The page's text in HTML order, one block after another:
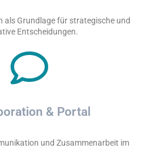
als Grundlage für strategische und
Entscheidungen.
& Portal
und Zusammenarbeit im